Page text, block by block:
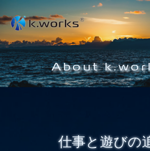
コ
ン
テ
ン
ツ
へ
プ
About
仕事と遊びの